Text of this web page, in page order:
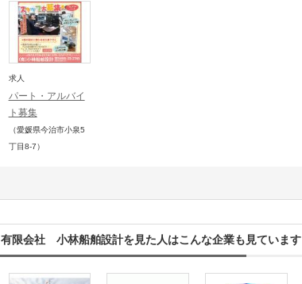
求人
パート・アルバイ
ト募集
（愛媛県今治市小泉5
丁目8-7）
有限会社 小林船舶設計を見た人はこんな企業も見ています